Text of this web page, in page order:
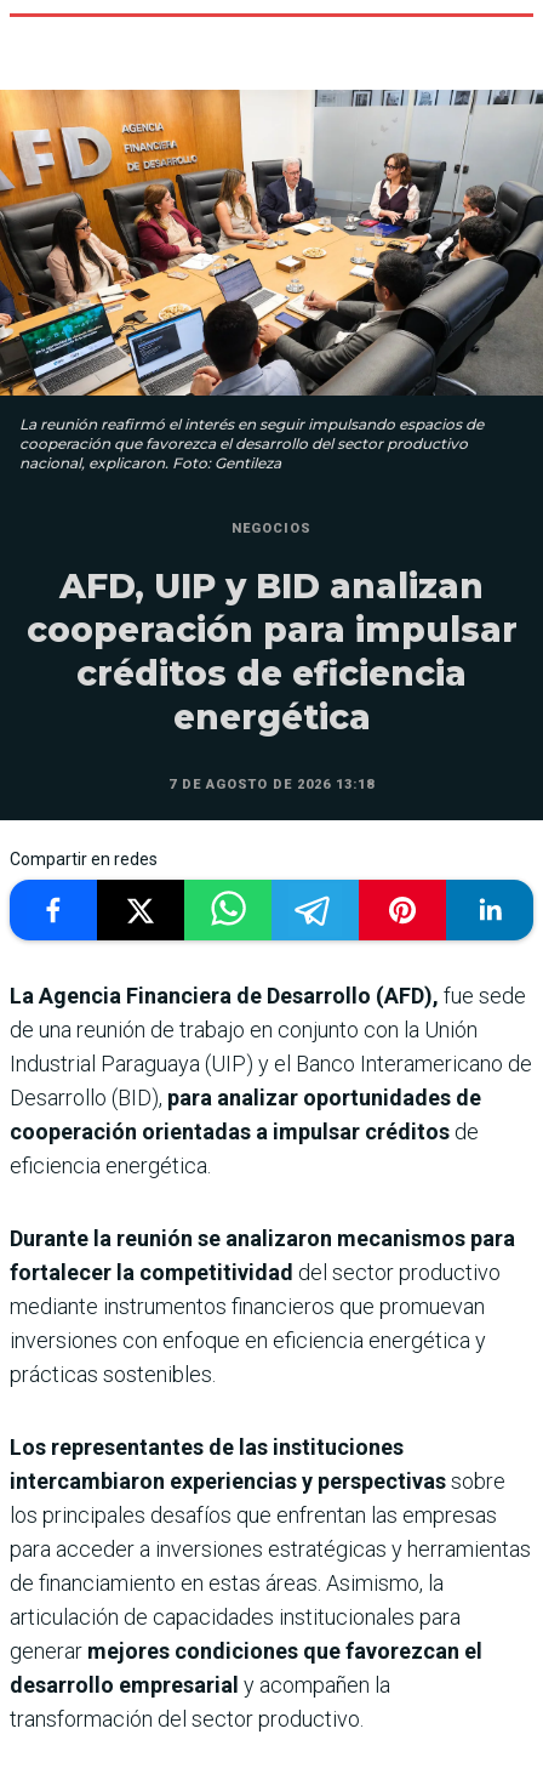
La reunión reafirmó el interés en seguir impulsando espacios de
cooperación que favorezca el desarrollo del sector productivo
nacional, explicaron. Foto: Gentileza
NEGOCIOS
AFD, UIP y BID analizan
cooperación para impulsar
créditos de eficiencia
energética
7 DE AGOSTO DE 2026 13:18
Compartir en redes
La Agencia Financiera de Desarrollo (AFD), fue sede
de una reunión de trabajo en conjunto con la Unión
Industrial Paraguaya (UIP) y el Banco Interamericano de
Desarrollo (BID), para analizar oportunidades de
cooperación orientadas a impulsar créditos de
eficiencia energética.
Durante la reunión se analizaron mecanismos para
fortalecer la competitividad del sector productivo
mediante instrumentos financieros que promuevan
inversiones con enfoque en eficiencia energética y
prácticas sostenibles.
Los representantes de las instituciones
intercambiaron experiencias y perspectivassobre
los principales desafíos que enfrentan las empresas
para acceder a inversiones estratégicas y herramientas
de financiamiento en estas áreas. Asimismo, la
articulación de capacidades institucionales para
generar mejores condiciones que favorezcan el
desarrollo empresarial y acompañen la
transformación del sector productivo.